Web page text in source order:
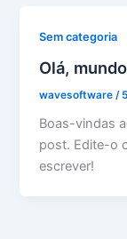
Sem categoria
Olá,
wavesoftware /
Boas-vindas
post. Edite-o
escrever!